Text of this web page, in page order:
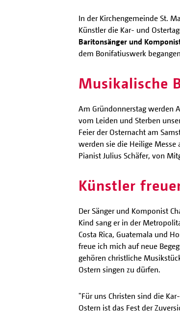
In der Kirchengemeinde St.
Künstler die Kar- und
Baritonsänger und
dem Bonifatiuswerk
Musikalische
Am Gründonnerstag werden
vom Leiden und Sterben
Feier der Osternacht am
werden sie die Heilige Messe
Pianist Julius Schäfer, von
Künstler
Der Sänger und Komponist
Kind sang er in der
Costa Rica, Guatemala und
freue ich mich auf neue
gehören christliche
Ostern singen zu dürfen.
"Für uns Christen sind die
Ostern ist das Fest der